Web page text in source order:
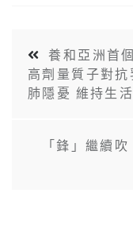
養和亞洲首
高劑量質子對
肺隱憂 維持生
「鋒」繼續